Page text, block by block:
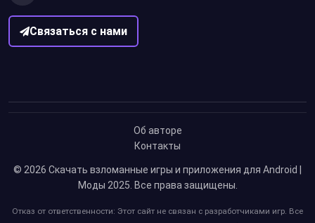
Связаться с нами
Об авторе
Контакты
© 2026 Скачать взломанные игры и приложения для Android |
Моды 2025. Все права защищены.
Отказ от ответственности: Этот сайт не связан с разработчиками игр. Все